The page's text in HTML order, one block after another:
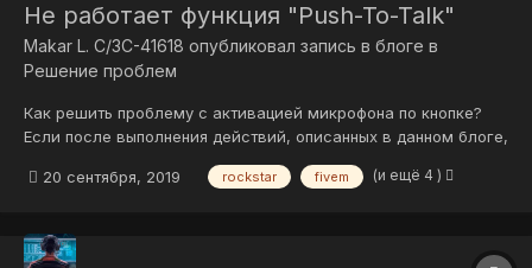
Не работает функция "Push-To-Talk"
Makar L. C/3C-41618 опубликовал запись в блоге в
Решение проблем
Как решить проблему с активацией микрофона по кнопке?
Если после выполнения действий, описанных в данном блоге,
выполнить альтернативный вариант, указанный в этой
она не имеет какого-ли...
20 сентября, 2019 rockstar fivem (и ещё 4 )